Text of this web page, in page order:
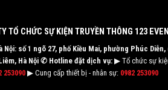
TỔ CHỨC SỰ KIỆN TRUYỀN THÔNG 123
Nội: số 1 ngõ 27, phố Kiều Mai, phường Phúc Diễn,
Hà Nội ✆ Hotline đặt dịch vụ:▶ Tổ chức sự
253090▶ Cung cấp thiết bị - nhân sự: 0982 253090